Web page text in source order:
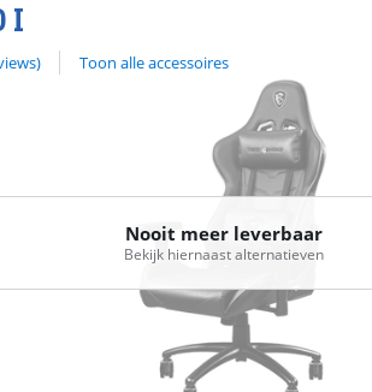
I
op 106 reviews.
Toon alle accessoires
Nooit meer leverbaar
Bekijk hiernaast alternatieven